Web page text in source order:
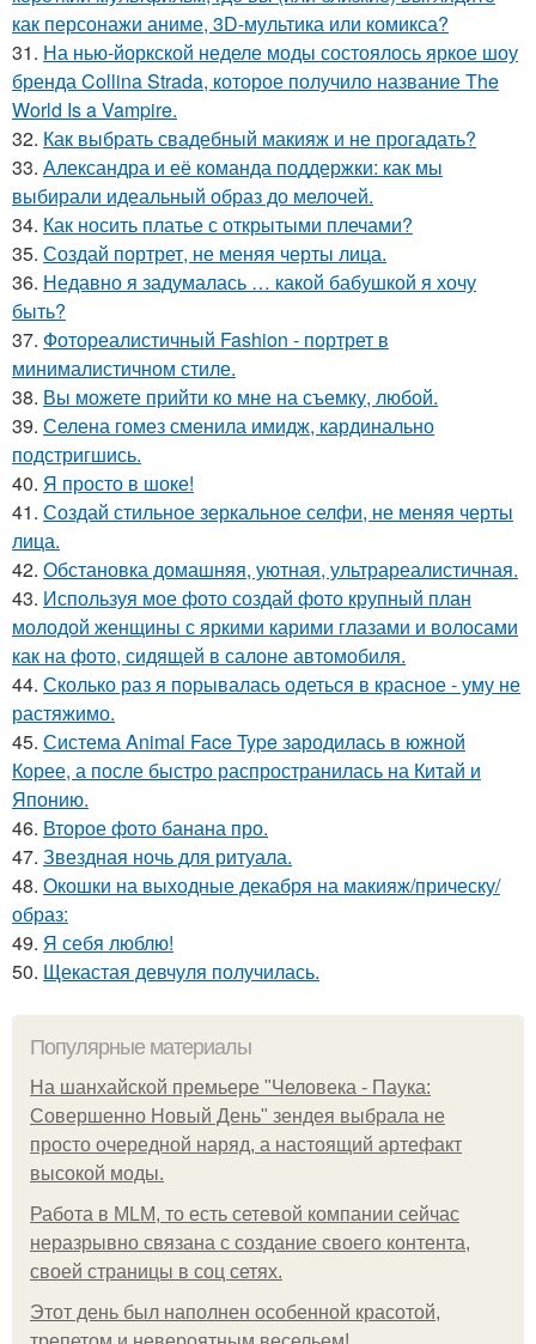
как персонажи аниме, 3D-мультика или комикса?
31. На нью-йоркской неделе моды состоялось яркое шоу
бренда Collina Strada, которое получило название The
World Is a Vampire.
32. Как выбрать свадебный макияж и не прогадать?
33. Александра и её команда поддержки: как мы
выбирали идеальный образ до мелочей.
34. Как носить платье с открытыми плечами?
35. Создай портрет, не меняя черты лица.
36. Недавно я задумалась … какой бабушкой я хочу
быть?
37. Фотореалистичный Fashion - портрет в
минималистичном стиле.
38. Вы можете прийти ко мне на съемку, любой.
39. Селена гомез сменила имидж, кардинально
подстригшись.
40. Я просто в шоке!
41. Создай стильное зеркальное селфи, не меняя черты
лица.
42. Обстановка домашняя, уютная, ультрареалистичная.
43. Используя мое фото создай фото крупный план
молодой женщины с яркими карими глазами и волосами
как на фото, сидящей в салоне автомобиля.
44. Сколько раз я порывалась одеться в красное - уму не
растяжимо.
45. Система Animal Face Type зародилась в южной
Корее, а после быстро распространилась на Китай и
Японию.
46. Второе фото банана про.
47. Звездная ночь для ритуала.
48. Окошки на выходные декабря на макияж/прическу/
образ:
49. Я себя люблю!
50. Щекастая девчуля получилась.
Популярные материалы
На шанхайской премьере "Человека - Паука:
Совершенно Новый День" зендея выбрала не
просто очередной наряд, а настоящий артефакт
высокой моды.
Работа в MLM, то есть сетевой компании сейчас
неразрывно связана с создание своего контента,
своей страницы в соц сетях.
Этот день был наполнен особенной красотой,